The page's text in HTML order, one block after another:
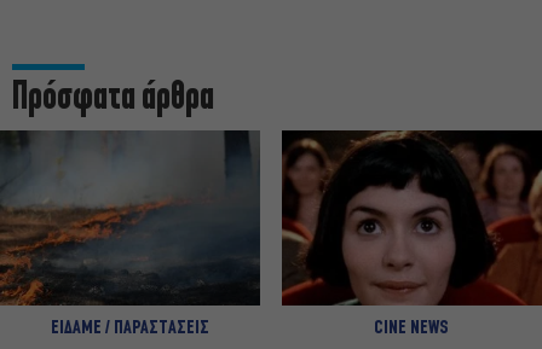
Πρόσφατα άρθρα
ΕΙΔΑΜΕ / ΠΑΡΑΣΤΑΣΕΙΣ CINE NEWS